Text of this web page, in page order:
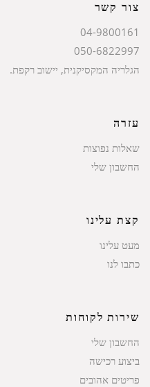
צור קשר
04-9800161
050-6822997
הגלריה המקסיקנית, יישוב רקפת.
עזרה
שאלות נפוצות
החשבון שלי
קצת עלינו
מעט עלינו
כתבו לנו
שירות לקוחות
החשבון שלי
ביצוע רכישה
פריטים אהובים